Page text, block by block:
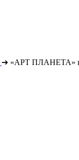
➔ «АРТ ПЛАНЕТА»